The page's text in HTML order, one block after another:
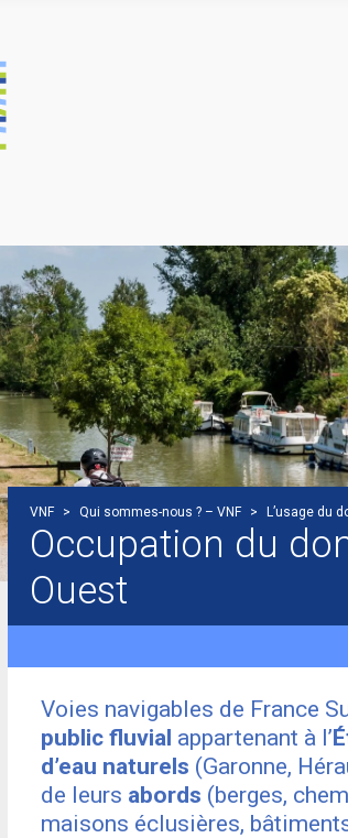
VNF > Qui sommes-nous ? – VNF > L’usage du
Occupation du
Ouest
Voies navigables de France
public fluvial appartenant à l’
d’eau naturels (Garonne,
de leurs abords (berges,
maisons éclusières,